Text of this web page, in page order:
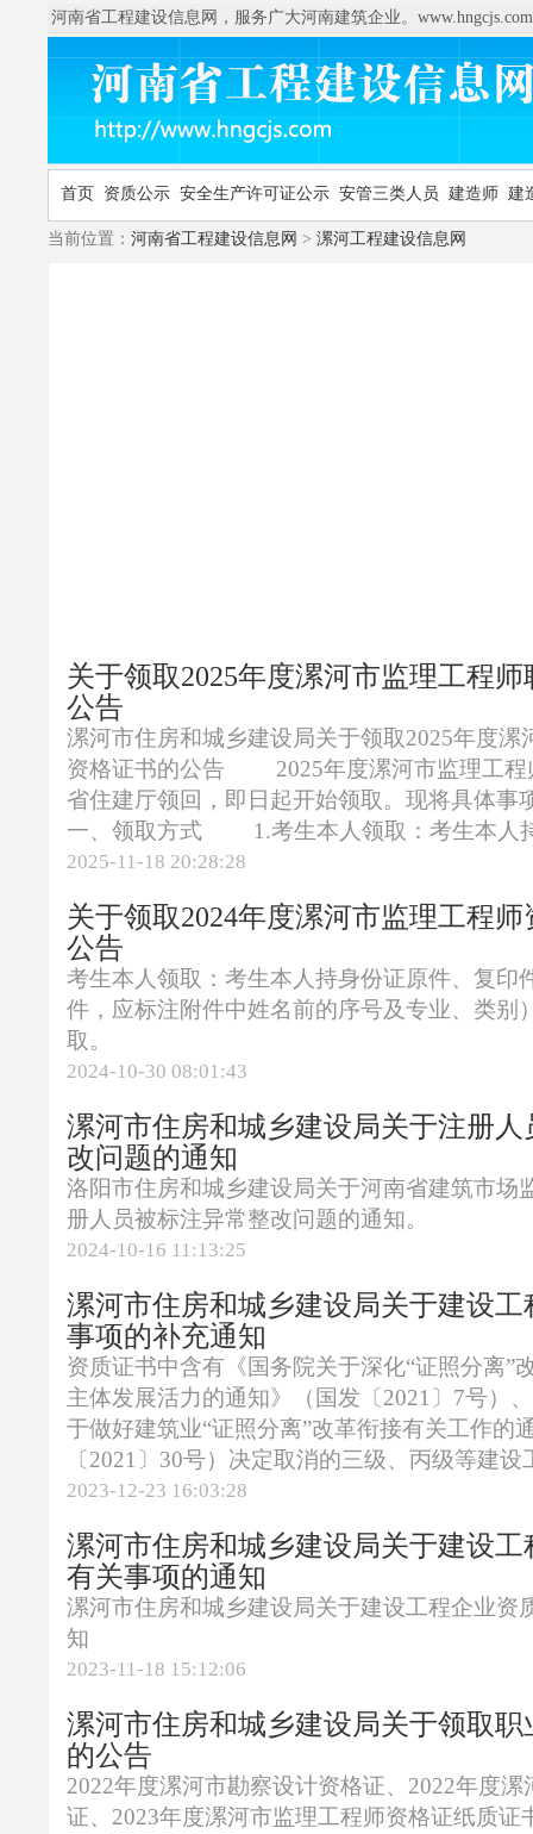
河南省工程建设信息网，服务广大河南建筑企业。www.hngcjs.com
首页 资质公示 安全生产许可证公示 安管三类人员 建造师 建
当前位置： 河南省工程建设信息网 > 漯河工程建设信息网
关于领取2025年度漯河市监理工程
公告
漯河市住房和城乡建设局关于领取2025年度漯
资格证书的公告 2025年度漯河市监理工程
省住建厅领回，即日起开始领取。现将具
一、领取方式 1.考生本人领取：考生本人
2025-11-18 20:28:28
关于领取2024年度漯河市监理工程
公告
考生本人领取：考生本人持身份证原件、复印
件，应标注附件中姓名前的序号及专业、类别
取。
2024-10-30 08:01:43
漯河市住房和城乡建设局关于注册
改问题的通知
洛阳市住房和城乡建设局关于河南省建筑市场
册人员被标注异常整改问题的通知。
2024-10-16 11:13:25
漯河市住房和城乡建设局关于建设
事项的补充通知
资质证书中含有《国务院关于深化“证照分离”
主体发展活力的通知》（国发〔2021〕7号）
于做好建筑业“证照分离”改革衔接有关工作的
〔2021〕30号）决定取消的三级、丙级等建设
2023-12-23 16:03:28
漯河市住房和城乡建设局关于建设
有关事项的通知
漯河市住房和城乡建设局关于建设工程企业资
知
2023-11-18 15:12:06
漯河市住房和城乡建设局关于领取
的公告
2022年度漯河市勘察设计资格证、2022年度
证、2023年度漯河市监理工程师资格证纸质证